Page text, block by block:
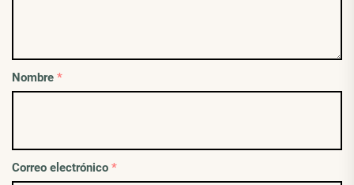
Nombre *
Correo electrónico *